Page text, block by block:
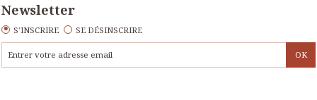
Newsletter
S'INSCRIRE SE DÉSINSCRIRE